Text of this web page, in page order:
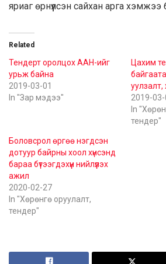
яриаг өрнүүлсэн сайхан арга хэмжээ
Related
Тендерт оролцох ААН-ийг
урьж байна
2019-03-01
In "Зар мэдээ"
Цахим
уулзалт,
2019-03-
In
тендер"
Боловсрол өргөө нэгдсэн
дотуур байрны хоол хүнсэнд
бараа бүтээгдэхүүн нийлүүлэх
ажил
2020-02-27
In "Хөрөнгө оруулалт,
тендер"